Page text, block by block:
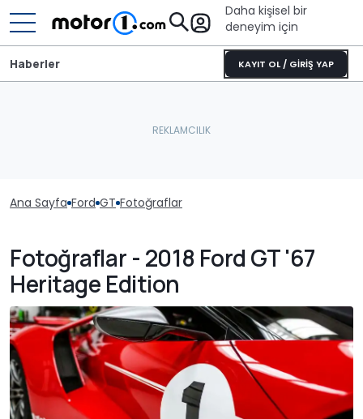
Daha kişisel bir
deneyim için
KAYIT OL / GİRİŞ YAP
Haberler
Ana Sayfa Ford GT Fotoğraflar
Fotoğraflar - 2018 Ford GT '67
Heritage Edition